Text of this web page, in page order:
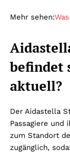
Mehr sehen:
befindet
aktuell?
Der Aidastella
Passagiere und
zum Standort
zugänglich,